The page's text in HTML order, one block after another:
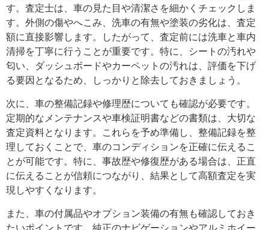
す。査定士は、車の見た目や清潔さを細かくチェックしま
す。外側の傷やへこみ、洗車の有無や塗装の劣化は、査定
額に直接影響します。したがって、査定前には洗車と車内
清掃を丁寧に行うことが重要です。特に、シートの汚れや
匂い、ダッシュボードやカーペットの汚れは、評価を下げ
る要因となるため、しっかりと除去しておきましょう。
次に、車の整備記録や修理歴についても確認が必要です。
定期的なメンテナンスや車検証明書などの書類は、大切な
査定資料となります。これらを予め準備し、整備記録を整
理しておくことで、車のコンディションを正確に伝えるこ
とが可能です。特に、事故歴や修復歴がある場合は、正直
に伝えることが信頼につながり、結果として高額査定を実
現しやすくなります。
また、車の付属品やオプション装備の有無も確認しておき